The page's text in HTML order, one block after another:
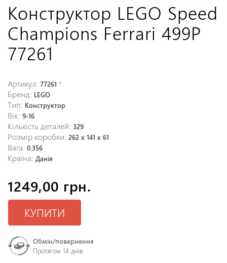
Конструктор LEGO Speed
Champions Ferrari 499P
77261
Артикул: 77261 *
Бренд: LEGO
Тип: Конструктор
Вік: 9-16
Кількість деталей: 329
Розмір коробки: 262 x 141 x 61
Вага: 0.356
Країна: Данія
1249,00 грн.
КУПИТИ
Обмін/повернення
Протягом 14 днів